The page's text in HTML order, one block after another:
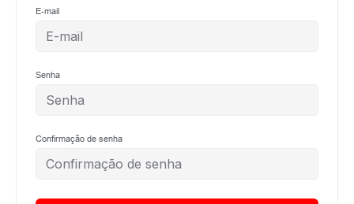
E-mail
Senha
Confirmação de senha